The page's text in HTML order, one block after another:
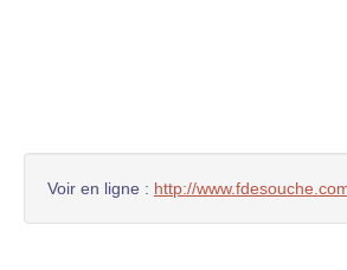
Voir en ligne : http://